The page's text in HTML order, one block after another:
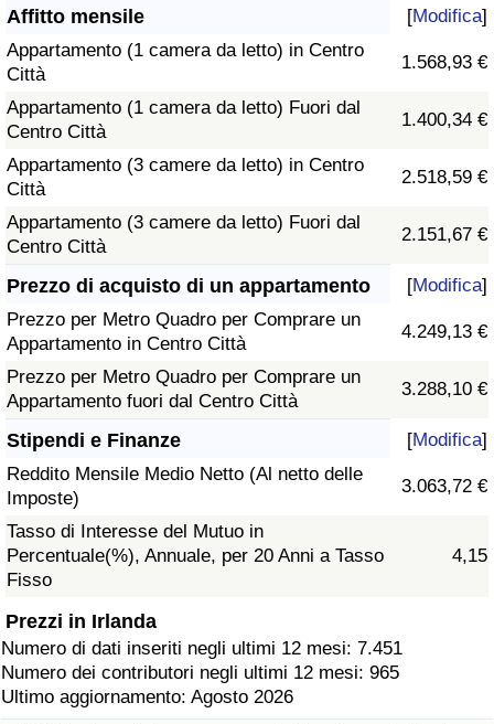
Affitto mensile [Modifica]
Appartamento (1 camera da letto) in Centro
Città
1.568,93 €
Appartamento (1 camera da letto) Fuori dal
Centro Città
1.400,34 €
Appartamento (3 camere da letto) in Centro
Città
2.518,59 €
Appartamento (3 camere da letto) Fuori dal
Centro Città
2.151,67 €
Prezzo di acquisto di un appartamento [Modifica]
Prezzo per Metro Quadro per Comprare un
Appartamento in Centro Città
4.249,13 €
Prezzo per Metro Quadro per Comprare un
Appartamento fuori dal Centro Città
3.288,10 €
Stipendi e Finanze [Modifica]
Reddito Mensile Medio Netto (Al netto delle
Imposte)
3.063,72 €
Tasso di Interesse del Mutuo in
Percentuale(%), Annuale, per 20 Anni a Tasso
Fisso
4,15
Prezzi in Irlanda
Numero di dati inseriti negli ultimi 12 mesi: 7.451
Numero dei contributori negli ultimi 12 mesi: 965
Ultimo aggiornamento: Agosto 2026